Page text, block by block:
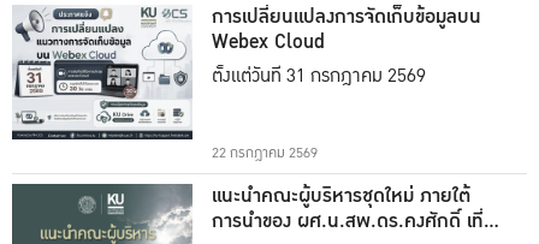
การเปลี่ยนแปลงการจัดเก็บข้อมูลบน
Webex Cloud
ตั้งแต่วันที่ 31 กรกฎาคม 2569
22 กรกฎาคม 2569
แนะนำคณะผู้บริหารชุดใหม่ ภายใต้
การนำของ ผศ.น.สพ.ดร.คงศักดิ์ เที่ยง